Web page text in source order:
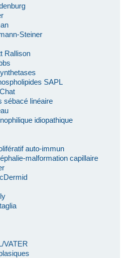
Steiner
Rallison
SAPL
sébacé linéaire
idiopathique
auto-immun
malformation capillaire
VATER